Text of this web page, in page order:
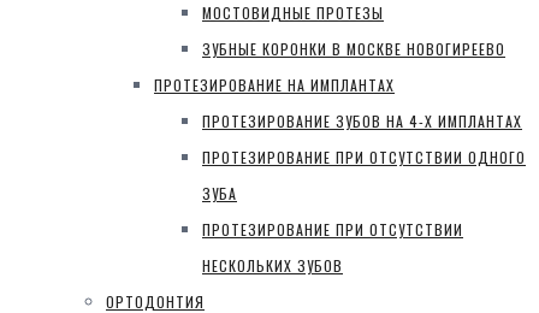
МОСТОВИДНЫЕ ПРОТЕЗЫ
ЗУБНЫЕ КОРОНКИ В МОСКВЕ НОВОГИРЕЕВО
ПРОТЕЗИРОВАНИЕ НА ИМПЛАНТАХ
ПРОТЕЗИРОВАНИЕ ЗУБОВ НА 4-Х ИМПЛАНТАХ
ПРОТЕЗИРОВАНИЕ ПРИ ОТСУТСТВИИ ОДНОГО
ЗУБА
ПРОТЕЗИРОВАНИЕ ПРИ ОТСУТСТВИИ
НЕСКОЛЬКИХ ЗУБОВ
ОРТОДОНТИЯ